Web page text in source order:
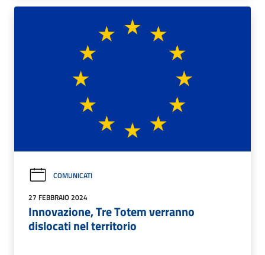
COMUNICATI
27 FEBBRAIO 2024
Innovazione, Tre Totem verranno
dislocati nel territorio